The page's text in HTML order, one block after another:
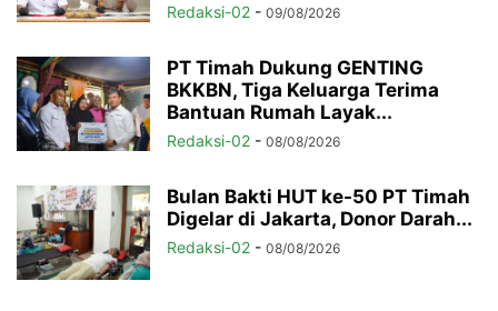
Redaksi-02 - 09/08/2026
PT Timah Dukung GENTING
BKKBN, Tiga Keluarga Terima
Bantuan Rumah Layak...
Redaksi-02 - 08/08/2026
Bulan Bakti HUT ke-50 PT Timah
Digelar di Jakarta, Donor Darah...
Redaksi-02 - 08/08/2026